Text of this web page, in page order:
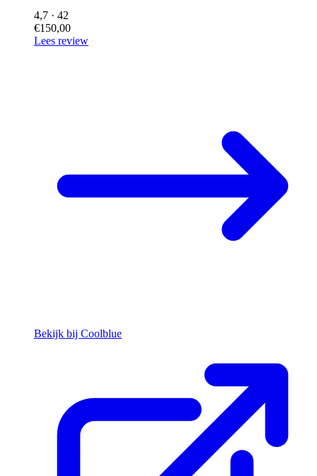
4,7 · 42
€150,00
Lees review
Bekijk bij Coolblue